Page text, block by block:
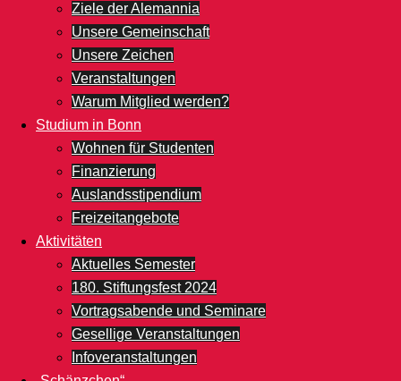
Ziele der Alemannia
Unsere Gemeinschaft
Unsere Zeichen
Veranstaltungen
Warum Mitglied werden?
Studium in Bonn
Wohnen für Studenten
Finanzierung
Auslandsstipendium
Freizeitangebote
Aktivitäten
Aktuelles Semester
180. Stiftungsfest 2024
Vortragsabende und Seminare
Gesellige Veranstaltungen
Infoveranstaltungen